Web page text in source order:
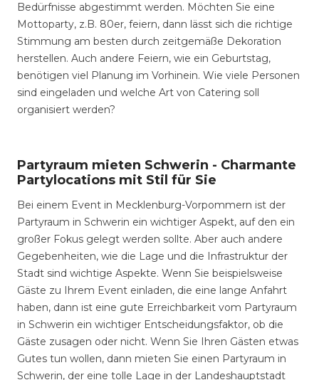
Bedürfnisse abgestimmt werden. Möchten Sie eine
Mottoparty, z.B. 80er, feiern, dann lässt sich die richtige
Stimmung am besten durch zeitgemäße Dekoration
herstellen. Auch andere Feiern, wie ein Geburtstag,
benötigen viel Planung im Vorhinein. Wie viele Personen
sind eingeladen und welche Art von Catering soll
organisiert werden?
Partyraum mieten Schwerin - Charmante
Partylocations mit Stil für Sie
Bei einem Event in Mecklenburg-Vorpommern ist der
Partyraum in Schwerin ein wichtiger Aspekt, auf den ein
großer Fokus gelegt werden sollte. Aber auch andere
Gegebenheiten, wie die Lage und die Infrastruktur der
Stadt sind wichtige Aspekte. Wenn Sie beispielsweise
Gäste zu Ihrem Event einladen, die eine lange Anfahrt
haben, dann ist eine gute Erreichbarkeit vom Partyraum
in Schwerin ein wichtiger Entscheidungsfaktor, ob die
Gäste zusagen oder nicht. Wenn Sie Ihren Gästen etwas
Gutes tun wollen, dann mieten Sie einen Partyraum in
Schwerin, der eine tolle Lage in der Landeshauptstadt